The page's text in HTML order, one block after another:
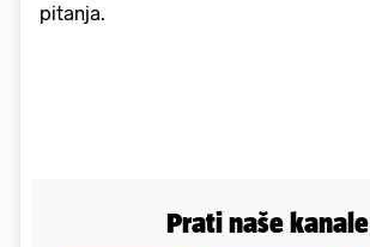
pitanja.
Prati naše kanale